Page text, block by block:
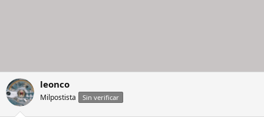
leonco
Milpostista Sin verificar